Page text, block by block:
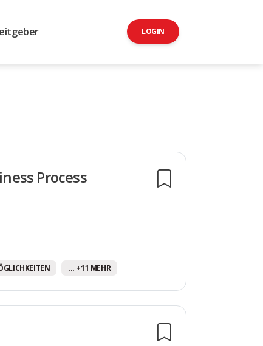
LOGIN
Process
... +11 MEHR